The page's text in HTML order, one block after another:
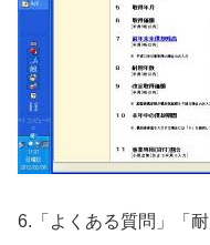
6.「よくある質問」「